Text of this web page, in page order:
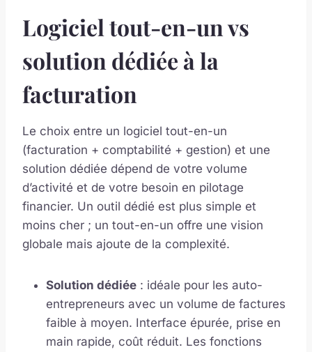
Logiciel tout-en-un vs
solution dédiée à la
facturation
Le choix entre un logiciel tout-en-un
(facturation + comptabilité + gestion) et une
solution dédiée dépend de votre volume
d’activité et de votre besoin en pilotage
financier. Un outil dédié est plus simple et
moins cher ; un tout-en-un offre une vision
globale mais ajoute de la complexité.
Solution dédiée : idéale pour les auto-
entrepreneurs avec un volume de factures
faible à moyen. Interface épurée, prise en
main rapide, coût réduit. Les fonctions